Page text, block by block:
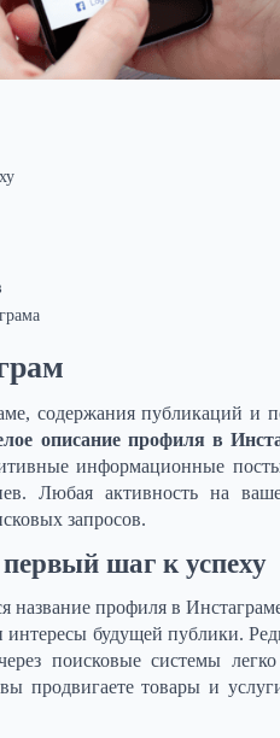
содержания публикаций и
описание профиля в
информационные
Любая активность на
запросов.
шаг к успеху
профиля в
будущей публики.
поисковые системы
продвигаете товары и